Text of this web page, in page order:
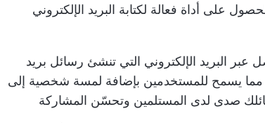
على أداة فعالة لكتابة البريد الإلكتروني
عبر البريد الإلكتروني التي تنشئ رسائل بريد
يسمح للمستخدمين بإضافة لمسة شخصية إلى
صدى لدى المستلمين وتحسّن المشاركة